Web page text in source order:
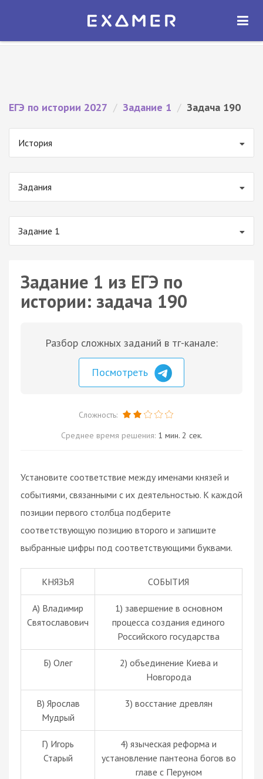
Экзамер — ЕГЭ 2027
ОТКРЫТЬ
ЕГЭ по истории 2027 / Задание 1 / Задача 190
История
Задания
Задание 1
Задание 1 из ЕГЭ по
истории: задача 190
Разбор сложных заданий в тг-канале:
Посмотреть
Сложность:
Среднее время решения: 1 мин. 2 сек.
Установите соответствие между именами князей и
событиями, связанными с их деятельностью. К каждой
позиции первого столбца подберите
соответствующую позицию второго и запишите
выбранные цифры под соответствующими буквами.
КНЯЗЬЯ СОБЫТИЯ
А) Владимир
Святославович
1) завершение в основном
процесса создания единого
Российского государства
Б) Олег
2) объединение Киева и
Новгорода
В) Ярослав
Мудрый
3) восстание древлян
Г) Игорь
Старый
4) языческая реформа и
установление пантеона богов во
главе с Перуном